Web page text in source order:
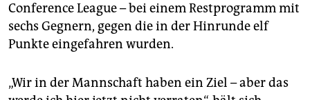
Conference League – bei einem Restprogramm mit
sechs Gegnern, gegen die in der Hinrunde elf
Punkte eingefahren wurden.
„Wir in der Mannschaft haben ein Ziel – aber das